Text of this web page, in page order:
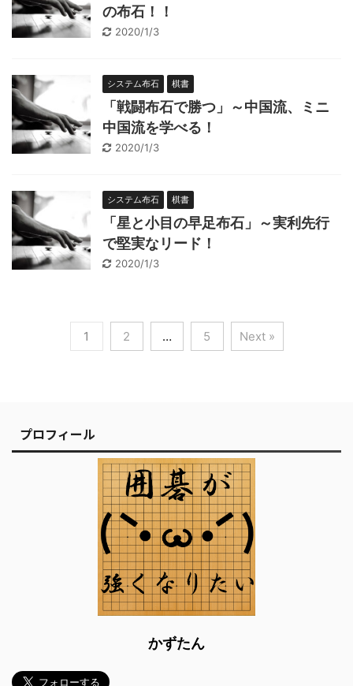
の布石！！
2020/1/3
システム布石 棋書
「戦闘布石で勝つ」～中国流、ミニ
中国流を学べる！
2020/1/3
システム布石 棋書
「星と小目の早足布石」～実利先行
で堅実なリード！
2020/1/3
1 2 … 5 Next »
プロフィール
かずたん